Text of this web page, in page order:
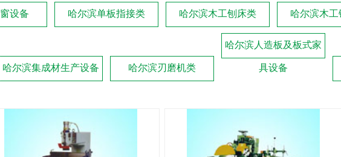
设备 哈尔滨单板指接类 哈尔滨木工刨床类 哈尔滨木工
哈尔滨集成材生产设备 哈尔滨刃磨机类
哈尔滨人造板及板式家
具设备